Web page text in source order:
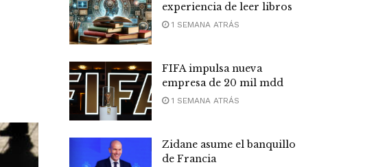
experiencia de leer libros
1 SEMANA ATRÁS
FIFA impulsa nueva
empresa de 20 mil mdd
1 SEMANA ATRÁS
Zidane asume el banquillo
de Francia